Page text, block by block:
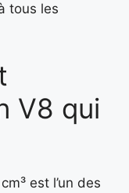
tous les
V8 qui
est l’un des